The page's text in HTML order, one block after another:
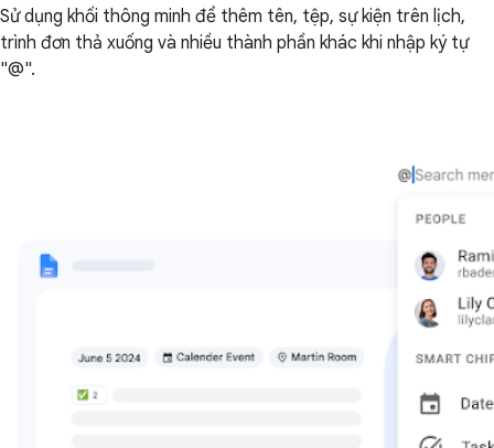
Sử dụng khối thông minh để thêm tên, tệp, sự kiện trên lịch,
trình đơn thả xuống và nhiều thành phần khác khi nhập ký tự
"@".